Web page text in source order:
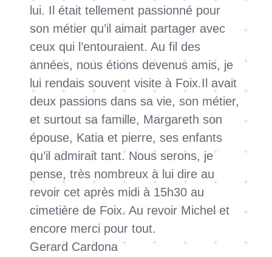
lui. Il était tellement passionné pour
son métier qu’il aimait partager avec
ceux qui l’entouraient. Au fil des
années, nous étions devenus amis, je
lui rendais souvent visite à Foix.Il avait
deux passions dans sa vie, son métier,
et surtout sa famille, Margareth son
épouse, Katia et pierre, ses enfants
qu’il admirait tant. Nous serons, je
pense, très nombreux à lui dire au
revoir cet après midi à 15h30 au
cimetière de Foix. Au revoir Michel et
encore merci pour tout.
Gerard Cardona